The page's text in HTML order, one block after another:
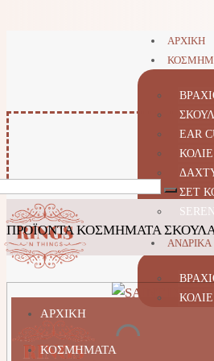
ΑΡΧΙΚΗ
EAR
ΚΟΛΙΕ
ΣΕΤ
ΑΝΔΡΙΚΑ
ΚΟΛΙΕ
ΑΡΧΙΚΗ
ΚΟΣΜΗΜΑΤΑ
ΠΡΟΪΌΝΤΑ ΚΟΣΜΗΜΑΤΑ